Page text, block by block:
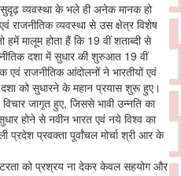
व्यवस्था के भले ही अनेक मानक हो
राजनीतिक व्यवस्था से उस क्षेत्र विशेष
मालूम होता हैं कि 19 वीं शताब्दी से
दशा में सुधार की शुरुआत 19 वीं
एवं राजनीतिक आंदोलनों ने भारतीयों एवं
दशा को सुधारने के महान प्रयास शुरू हुए।
जागृत हुए, जिससे भावी उन्नति का
होने से नवीन भारत एवं नये विश्व का
प्रदेश प्रवक्ता पूर्वांचल मोर्चा श्री आर के
को प्रश्रय ना देकर केवल सहयोग और